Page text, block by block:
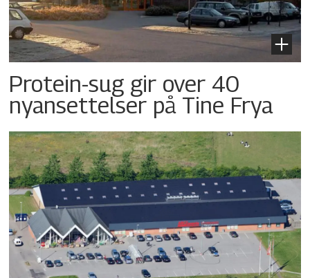
Protein-sug gir over 40
nyansettelser på Tine Frya